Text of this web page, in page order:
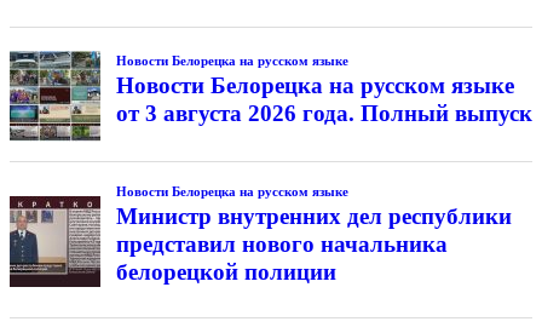
Новости Белорецка на русском языке
Новости Белорецка на русском языке
от 3 августа 2026 года. Полный выпуск
Новости Белорецка на русском языке
Министр внутренних дел республики
представил нового начальника
белорецкой полиции